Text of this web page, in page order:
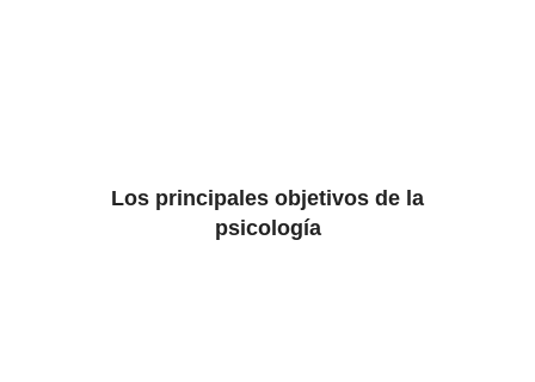
Los principales objetivos de la
psicología